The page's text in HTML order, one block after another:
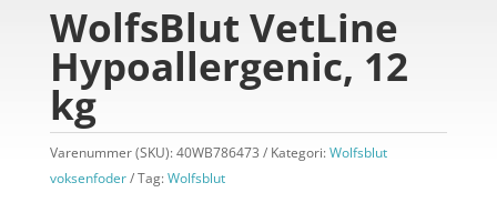
WolfsBlut VetLine
Hypoallergenic, 12
kg
Varenummer (SKU):40WB786473 Kategori:Wolfsblut
voksenfoder
Tag:Wolfsblut